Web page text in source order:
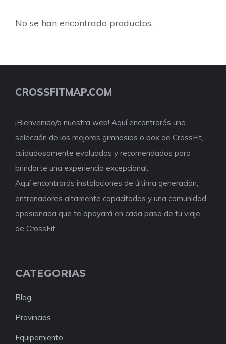
No se han encontrado productos.
CROSSFITMAP.COM
¡Bienvenido/a nuestra web! Aquí encontrarás una
selección de los mejores gimnasios o box de CrossFit,
cuidadosamente evaluados y recomendados para
brindarte una experiencia excepcional.
Aquí encontrarás instalaciones de última generación,
entrenadores altamente capacitados y una comunidad
apasionada que te apoyará en cada paso de tu viaje
de CrossFit.
CATEGORIAS
Blog
Provincias
Equipamiento